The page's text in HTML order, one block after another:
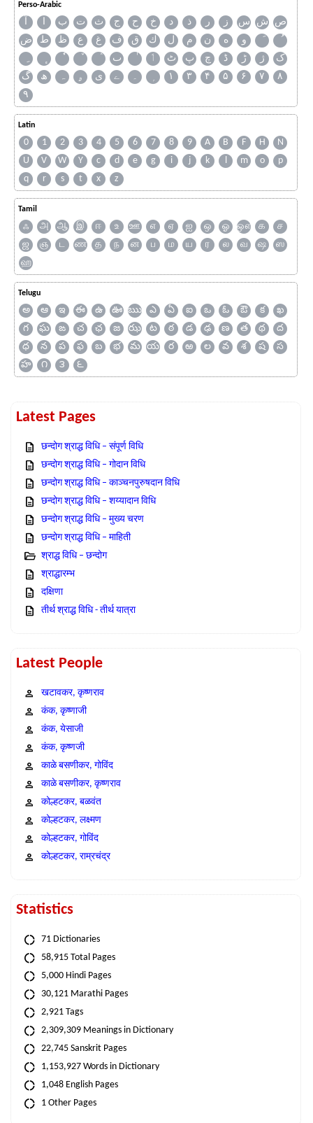
Perso-Arabic
آ ا ب ت ث ج ح خ د ذ ر ز س ش ص
ض
ط ظ ع غ ف ق ك ل م ن ه
و
ٮ
ٲ ٹ پ چ ڈ ڑ ژ
ک
گ
ھ ہ ۄ ی ے ۔ ۱ ۳ ۴ ۵ ۶ ۷
۸
۹
Latin
0 1 2 3 4 5 6 7 8 9 A B F H
N
U
V W Y c d e g i j k l m o
p
q
r s t x z
Tamil
ஃ அ ஆ இ ஈ உ ஊ எ ஏ ஐ ஒ ஓ ஔ க
ச
ஜ
ஞ ட ண த ந ன ப ம ய ர ல வ ஷ
ஸ
ஹ
Telugu
అ ఆ ఇ ఈ ఉ ఊ ఋ ఎ ఏ ఐ ఒ ఓ ఔ క
ఖ
గ
ఘ ఙ చ ఛ జ ఝ ట ఠ డ ఢ ణ త థ
ద
ధ
న ప ఫ బ భ మ య ర ఱ ల వ శ ష
స
హ
౧ ౩ ౬
Latest Pages
छन्दोग श्राद्ध विधि – संपूर्ण विधि
छन्दोग श्राद्ध विधि – गोदान विधि
छन्दोग श्राद्ध विधि – काञ्चनपुरुषदान विधि
छन्दोग श्राद्ध विधि – शय्यादान विधि
छन्दोग श्राद्ध विधि – मुख्य चरण
छन्दोग श्राद्ध विधि – माहिती
श्राद्ध विधि – छन्दोग
श्राद्धारम्भ
दक्षिणा
तीर्थ श्राद्ध विधि - तीर्थ यात्रा
Latest People
खटावकर, कृष्णराव
कंक, कृष्णाजी
कंक, येसाजी
कंक, कृष्णजी
काळे बसणीकर, गोविंद
काळे बसणीकर, कृष्णराव
कोल्हटकर, बळवंत
कोल्हटकर, लक्ष्मण
कोल्हटकर, गोविंद
कोल्हटकर, राम्रचंद्र
Statistics
71 Dictionaries
58,915 Total Pages
5,000 Hindi Pages
30,121 Marathi Pages
2,921 Tags
2,309,309 Meanings in Dictionary
22,745 Sanskrit Pages
1,153,927 Words in Dictionary
1,048 English Pages
1 Other Pages